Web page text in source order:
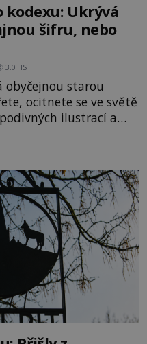
kodexu: Ukrývá
šifru, nebo
3.0TIS
starou
ocitnete se ve světě
ilustrací a
vzdoruje všem
kodex patří mezi
kdy vznikl ani co